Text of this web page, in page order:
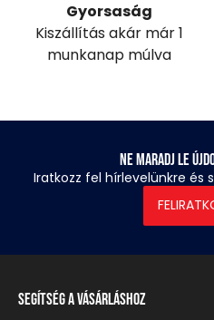
Gyorsaság
Kiszállítás akár már 1
munkanap múlva
Ne maradj le
Iratkozz fel hírlevelünkre és
Segítség a vásárláshoz